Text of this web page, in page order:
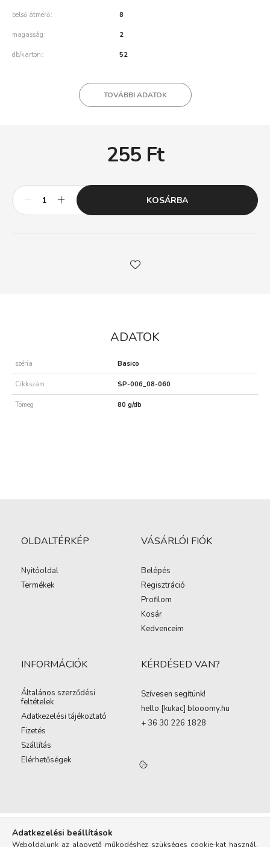
belső átmérő 8
magasság 2
db/karton 52
TOVÁBBI ADATOK
255Ft
KOSÁRBA
ADATOK
széria Basico
Cikkszám SP-006_08-060
Tömeg 80 g/db
OLDALTÉRKÉP
Nyitóoldal
Termékek
VÁSÁRLÓI FIÓK
Belépés
Regisztráció
Profilom
Kosár
Kedvenceim
INFORMÁCIÓK
Általános szerződési
feltételek
Adatkezelési tájékoztató
Fizetés
Szállítás
Elérhetőségek
KÉRDÉSED VAN?
Szívesen segítünk!
hello [kukac] blooomy.hu
+ 36 30 226 1828
Adatkezelési beállítások
Weboldalunk az alapvető működéshez szükséges cookie-kat használ.